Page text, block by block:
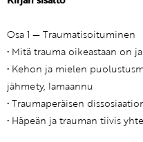
Osa 1 — Traumatisoituminen
• Mitä trauma oikeastaan on
• Kehon ja mielen
jähmety, lamaannu
• Traumaperäisen
• Häpeän ja trauman tiivis